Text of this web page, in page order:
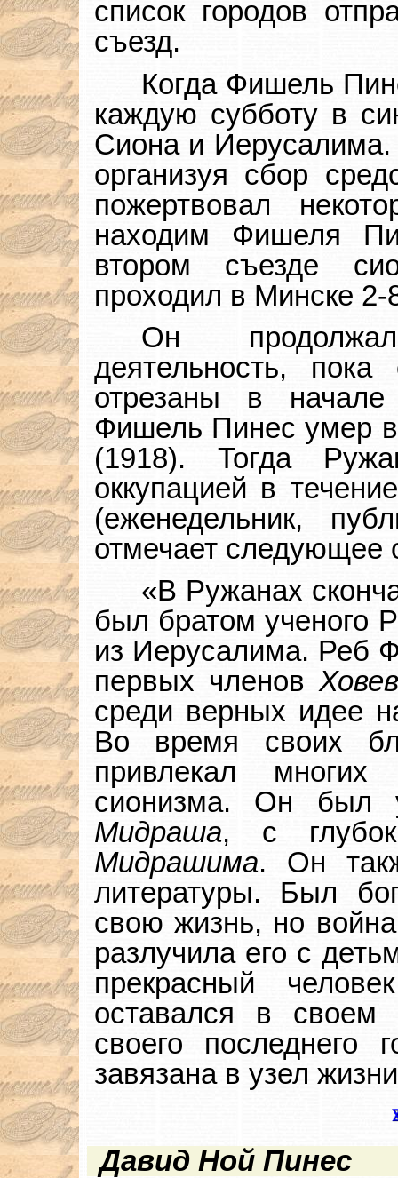
список городов
съезд.
Когда Фишель
каждую субботу в
Сиона и
организуя сбор
пожертвовал
находим Фишеля
втором съезде
проходил в Минске
Он
деятельность,
отрезаны в
Фишель Пинес умер
(1918). Тогда
оккупацией в
(еженедельник,
отмечает следующее
«В Ружанах
был братом ученого
из Иерусалима. Реб
первых членов
среди верных идее
Во время своих
привлекал
сионизма. Он был
Мидраша, с
Мидрашима. Он
литературы. Был
свою жизнь, но
разлучила его с
прекрасный
оставался в своем
своего
завязана в узел
Давид Ной Пинес